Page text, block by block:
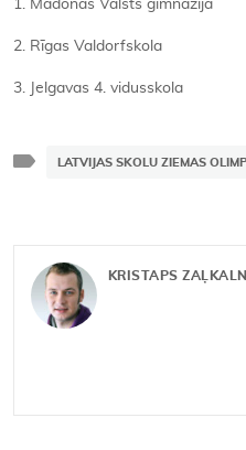
1. Madonas Valsts ģimnāzija
2. Rīgas Valdorfskola
3. Jelgavas 4. vidusskola
LATVIJAS SKOLU ZIEMAS
KRISTAPS